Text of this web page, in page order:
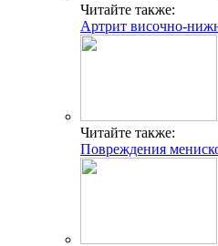
Читайте также:
Артрит височно-
Читайте также:
Повреждения